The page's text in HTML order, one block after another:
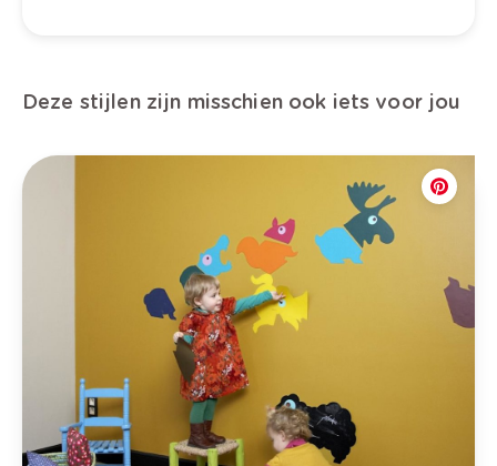
Deze stijlen zijn misschien ook iets voor jou